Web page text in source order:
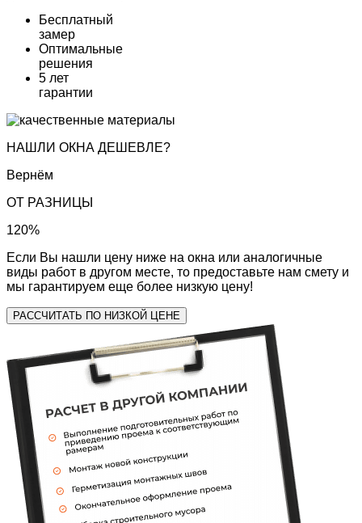
Бесплатный
замер
Оптимальные
решения
5 лет
гарантии
НАШЛИ ОКНА ДЕШЕВЛЕ?
Вернём
ОТ РАЗНИЦЫ
120%
Если Вы нашли цену ниже на окна или аналогичные
виды работ в другом месте, то предоставьте нам смету и
мы гарантируем еще более низкую цену!
РАССЧИТАТЬ ПО НИЗКОЙ ЦЕНЕ